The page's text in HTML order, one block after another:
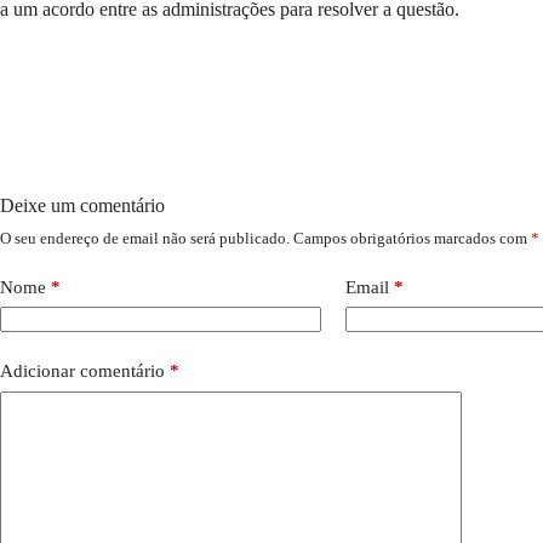
a um acordo entre as administrações para resolver a questão.
Deixe um comentário
O seu endereço de email não será publicado. Campos obrigatórios marcados com *
Nome * Email *
Adicionar comentário *